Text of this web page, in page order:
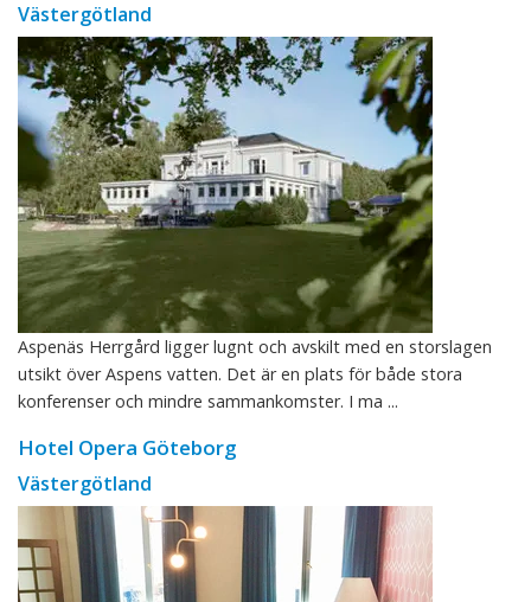
Västergötland
Aspenäs Herrgård ligger lugnt och avskilt med en storslagen
utsikt över Aspens vatten. Det är en plats för både stora
konferenser och mindre sammankomster. I ma ...
Hotel Opera Göteborg
Västergötland